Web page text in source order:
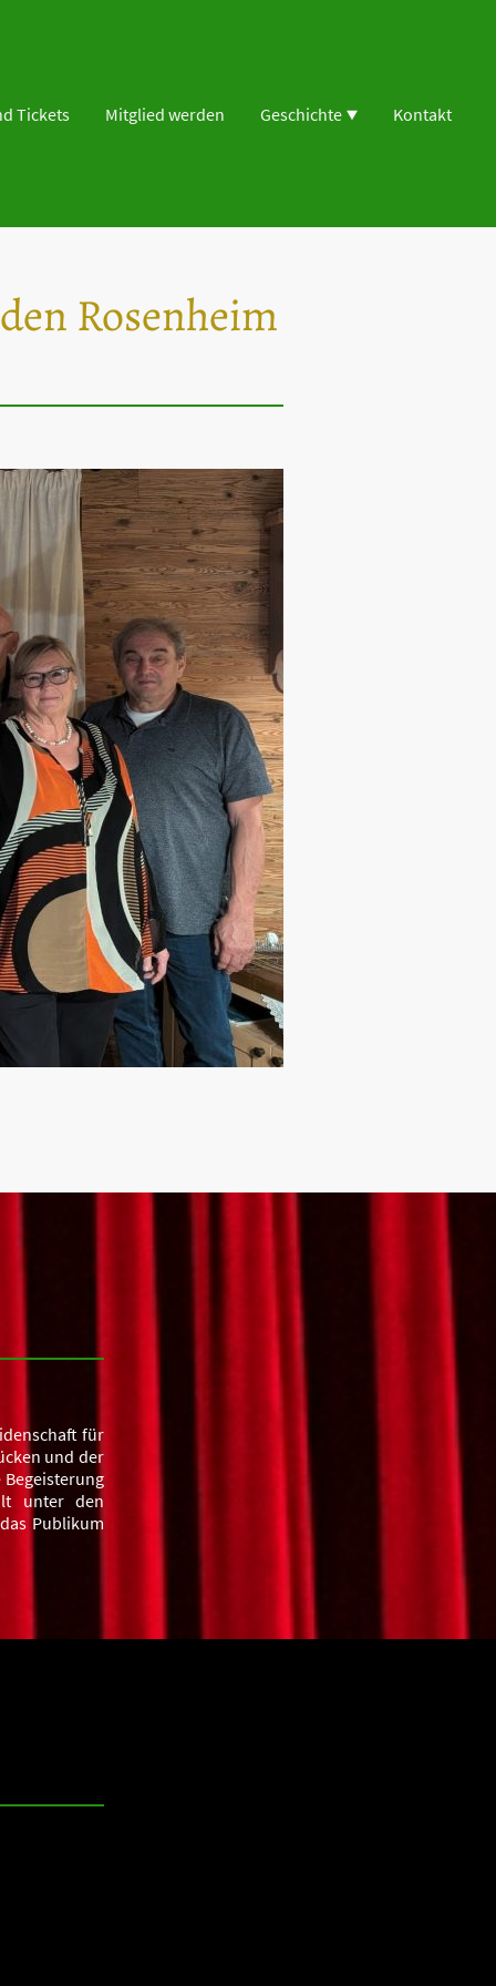
Tickets Mitglied werden Geschichte Kontakt
Rosenheim
für
und der
unter den
Publikum